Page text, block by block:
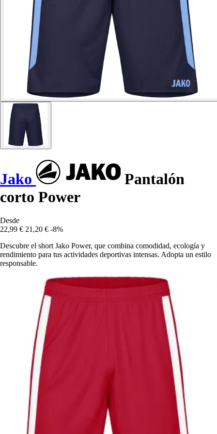
Jako
Pantalón
corto Power
Desde
22,99 € 21,20 € -8%
Descubre el short Jako Power, que combina comodidad, ecología y
rendimiento para tus actividades deportivas intensas. Adopta un estilo
responsable.